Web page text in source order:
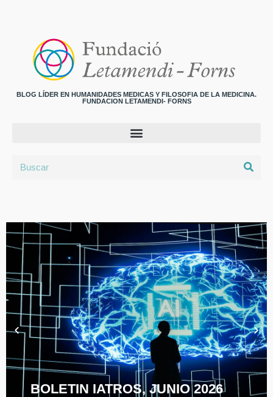
BLOG LÍDER EN HUMANIDADES MEDICAS Y FILOSOFIA DE LA MEDICINA.
FUNDACION LETAMENDI- FORNS
BOLETIN IATROS, JUNIO 2026